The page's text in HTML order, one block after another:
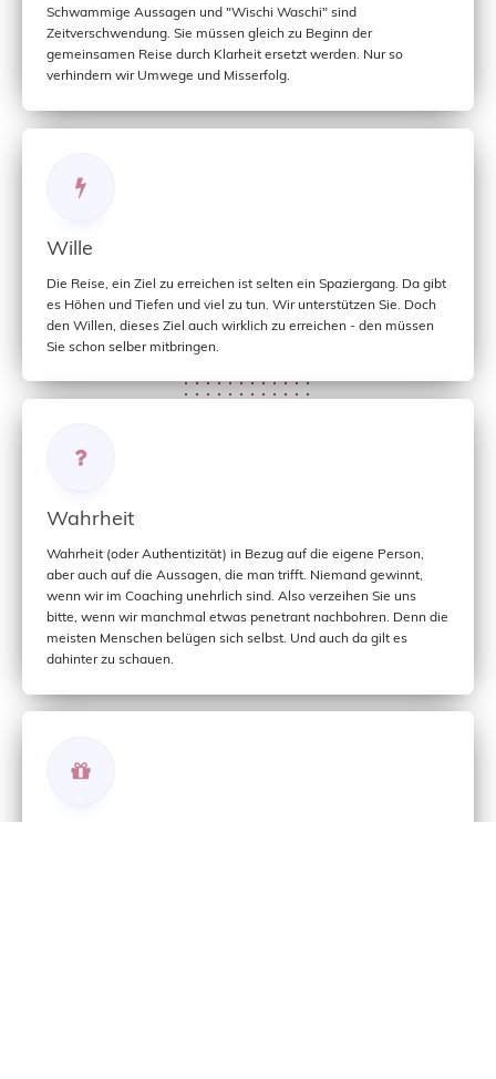
Schwammige Aussagen und "Wischi Waschi" sind
Zeitverschwendung. Sie müssen gleich zu Beginn der
gemeinsamen Reise durch Klarheit ersetzt werden. Nur so
verhindern wir Umwege und Misserfolg.
Wille
Die Reise, ein Ziel zu erreichen ist selten ein Spaziergang. Da gibt
es Höhen und Tiefen und viel zu tun. Wir unterstützen Sie. Doch
den Willen, dieses Ziel auch wirklich zu erreichen - den müssen
Sie schon selber mitbringen.
Wahrheit
Wahrheit (oder Authentizität) in Bezug auf die eigene Person,
aber auch auf die Aussagen, die man trifft. Niemand gewinnt,
wenn wir im Coaching unehrlich sind. Also verzeihen Sie uns
bitte, wenn wir manchmal etwas penetrant nachbohren. Denn die
meisten Menschen belügen sich selbst. Und auch da gilt es
dahinter zu schauen.